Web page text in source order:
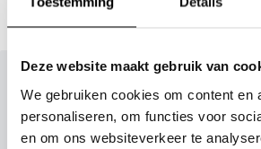
Deze website maakt gebruik van
We gebruiken cookies om content en
personaliseren, om functies voor
en om ons websiteverkeer te
Inruilvoorstel op deze
Vul hier je gegevens in en vergeet
inruilauto mee te sturen.